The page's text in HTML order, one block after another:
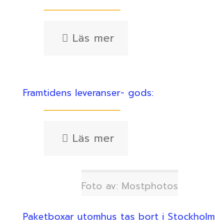
Läs mer
Framtidens leveranser- gods:
Läs mer
Foto av: Mostphotos
Paketboxar utomhus tas bort i Stockholm